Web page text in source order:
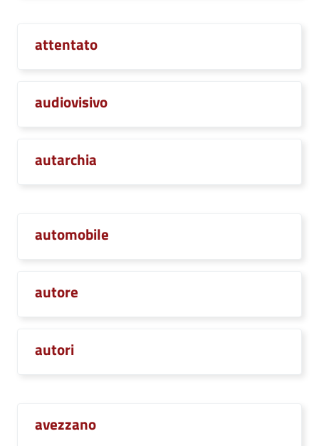
attentato
audiovisivo
autarchia
automobile
autore
autori
avezzano